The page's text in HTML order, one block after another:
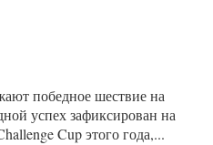
победное шествие на
успех зафиксирован на
Cup этого года,...